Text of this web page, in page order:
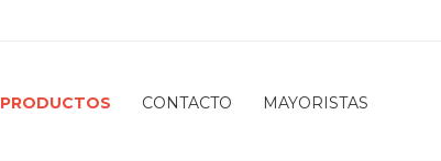
PRODUCTOS CONTACTO MAYORISTAS